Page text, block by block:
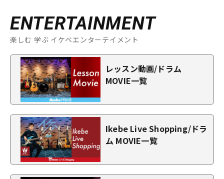
ENTERTAINMENT
楽しむ 学ぶ イケベエンターテイメント
レッスン動画/ドラム
MOVIE一覧
Ikebe Live Shopping/ドラ
ム MOVIE一覧